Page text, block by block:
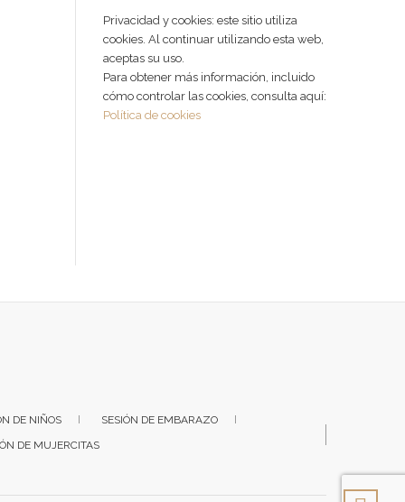
Privacidad y cookies: este sitio utiliza
cookies. Al continuar utilizando esta web,
aceptas su uso.
Para obtener más información, incluido
cómo controlar las cookies, consulta aquí:
Política de cookies
DE NIÑOS
SESIÓN DE EMBARAZO
DE MUJERCITAS